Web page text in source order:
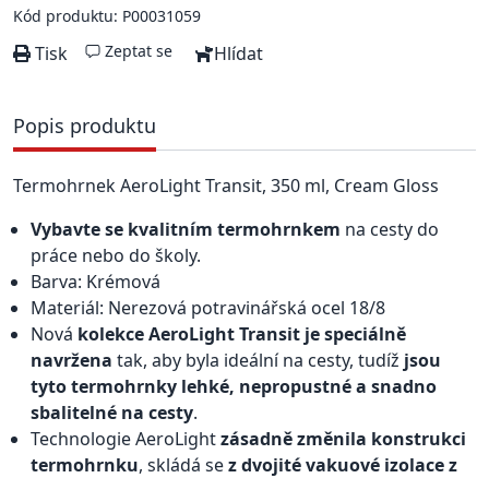
Kód produktu: P00031059
Tisk Zeptat se Hlídat
Popis produktu
Termohrnek AeroLight Transit, 350 ml, Cream Gloss
Vybavte se kvalitním termohrnkem na cesty do
práce nebo do školy.
Barva: Krémová
Materiál: Nerezová potravinářská ocel 18/8
Nová kolekce AeroLight Transit je speciálně
navržena tak, aby byla ideální na cesty, tudíž jsou
tyto termohrnky lehké, nepropustné a snadno
sbalitelné na cesty.
Technologie AeroLightzásadně změnila konstrukci
termohrnku, skládá sez dvojité vakuové izolace z